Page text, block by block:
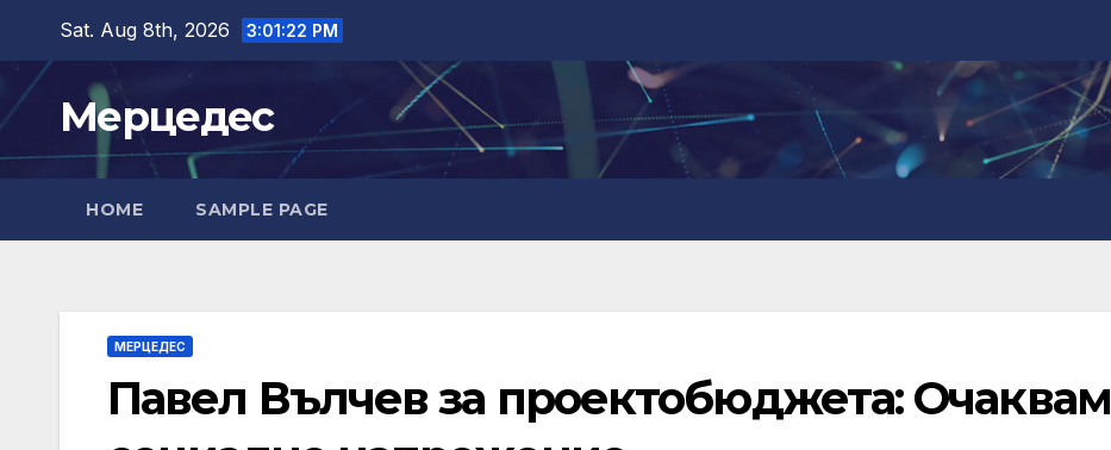
content
Sat. Aug 8th, 2026 3:01:23 PM
Мерцедес
HOME SAMPLE PAGE
МЕРЦЕДЕС
Павел Вълчев за проектобюджета: Очаквам